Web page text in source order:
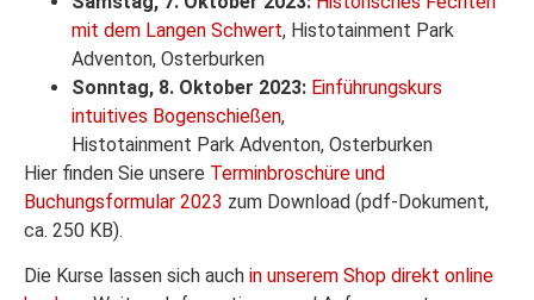
mit dem Langen Schwert, Histotainment Park
Adventon, Osterburken
Sonntag, 8. Oktober 2023: Einführungskurs
intuitives Bogenschießen,
Histotainment Park Adventon, Osterburken
Hier finden Sie unsere Terminbroschüre und
Buchungsformular 2023 zum Download (pdf-Dokument,
ca. 250 KB).
Die Kurse lassen sich auch in unserem Shop direkt online